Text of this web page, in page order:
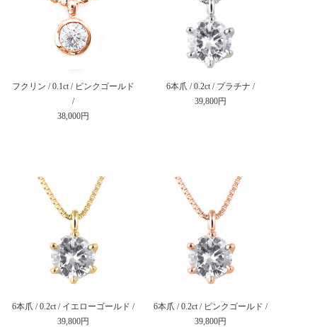
6本爪 / 0.2ct / プラチナ /
39,800円
6本爪 / 0.2ct / イエローゴールド /
39,800円
6本爪 / 0.2ct / ピンクゴールド /
39,800円
フクリン / 0.1ct / ピンクゴールド
/
38,000円